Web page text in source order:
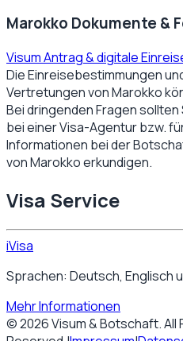
Marokko Dokumente &
Visum Antrag & digitale
Die Einreisebestimmungen
Vertretungen vonMarokko
Bei dringenden Fragen
bei einer Visa-Agentur bzw.
Informationen bei der
vonMarokkoerkundigen.
Visa Service
iVisa
Sprachen: Deutsch, Englisch
Mehr Informationen
©2026Visum & Botschaft. All